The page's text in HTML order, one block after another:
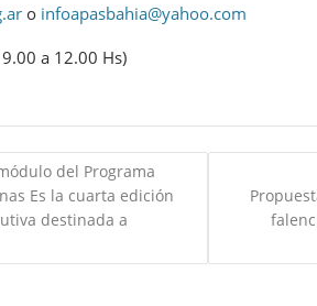
o infoapasbahia@yahoo.com
a 12.00 Hs)
del Programa
Es la cuarta edición
destinada a